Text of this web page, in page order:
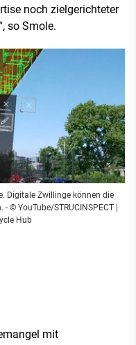
noch zielgerichteter
so Smole.
Digitale Zwillinge können die
© YouTube/STRUCINSPECT |
Hub
mit